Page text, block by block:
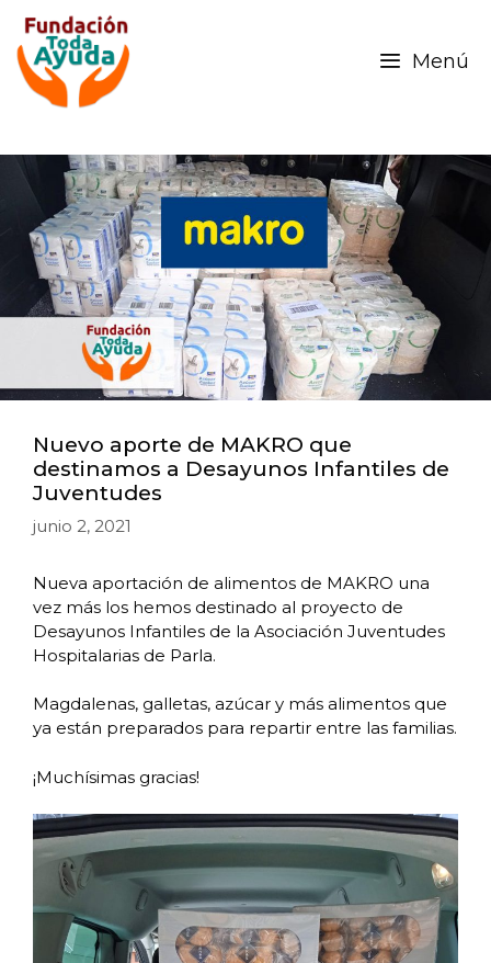
Menú
Nuevo aporte de MAKRO que
destinamos a Desayunos Infantiles de
Juventudes
junio 2, 2021
Nueva aportación de alimentos de MAKRO una
vez más los hemos destinado al proyecto de
Desayunos Infantiles de la Asociación Juventudes
Hospitalarias de Parla.
Magdalenas, galletas, azúcar y más alimentos que
ya están preparados para repartir entre las familias.
¡Muchísimas gracias!